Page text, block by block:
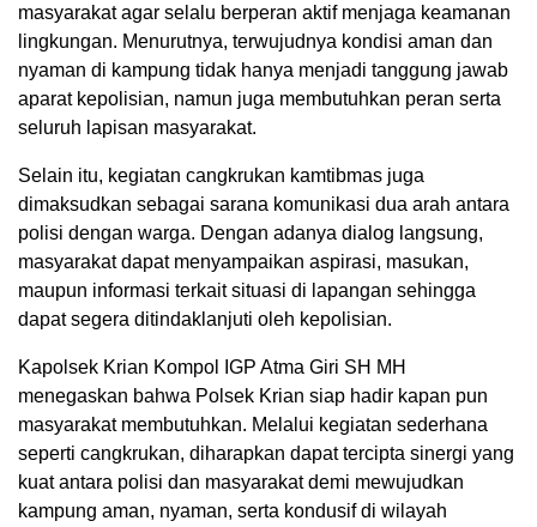
masyarakat agar selalu berperan aktif menjaga keamanan
lingkungan. Menurutnya, terwujudnya kondisi aman dan
nyaman di kampung tidak hanya menjadi tanggung jawab
aparat kepolisian, namun juga membutuhkan peran serta
seluruh lapisan masyarakat.
Selain itu, kegiatan cangkrukan kamtibmas juga
dimaksudkan sebagai sarana komunikasi dua arah antara
polisi dengan warga. Dengan adanya dialog langsung,
masyarakat dapat menyampaikan aspirasi, masukan,
maupun informasi terkait situasi di lapangan sehingga
dapat segera ditindaklanjuti oleh kepolisian.
Kapolsek Krian Kompol IGP Atma Giri SH MH
menegaskan bahwa Polsek Krian siap hadir kapan pun
masyarakat membutuhkan. Melalui kegiatan sederhana
seperti cangkrukan, diharapkan dapat tercipta sinergi yang
kuat antara polisi dan masyarakat demi mewujudkan
kampung aman, nyaman, serta kondusif di wilayah